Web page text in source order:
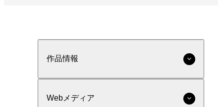
作品情報
Webメディア